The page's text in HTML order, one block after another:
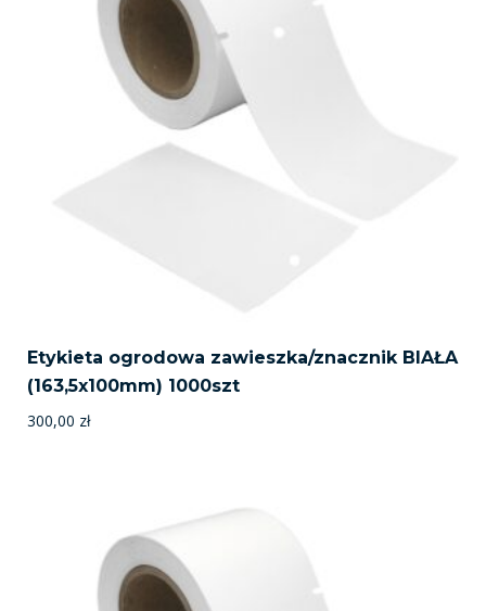
Etykieta ogrodowa zawieszka/znacznik BIAŁA
(163,5x100mm) 1000szt
300,00 zł